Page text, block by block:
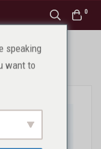
0
Pigmenti
(melns)
speaking
want to